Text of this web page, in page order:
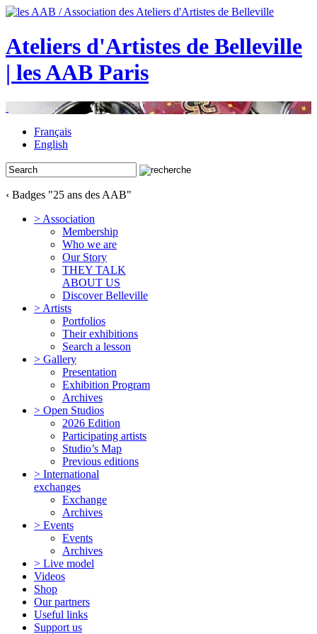
Ateliers d'Artistes de Belleville
| les AAB Paris
Français
English
‹ Badges "25 ans des AAB"
> Association
Membership
Who we are
Our Story
THEY TALK
ABOUT US
Discover Belleville
> Artists
Portfolios
Their exhibitions
Search a lesson
> Gallery
Presentation
Exhibition Program
Archives
> Open Studios
2026 Edition
Participating artists
Studio’s Map
Previous editions
> International
exchanges
Exchange
Archives
> Events
Events
Archives
> Live model
Videos
Shop
Our partners
Useful links
Support us